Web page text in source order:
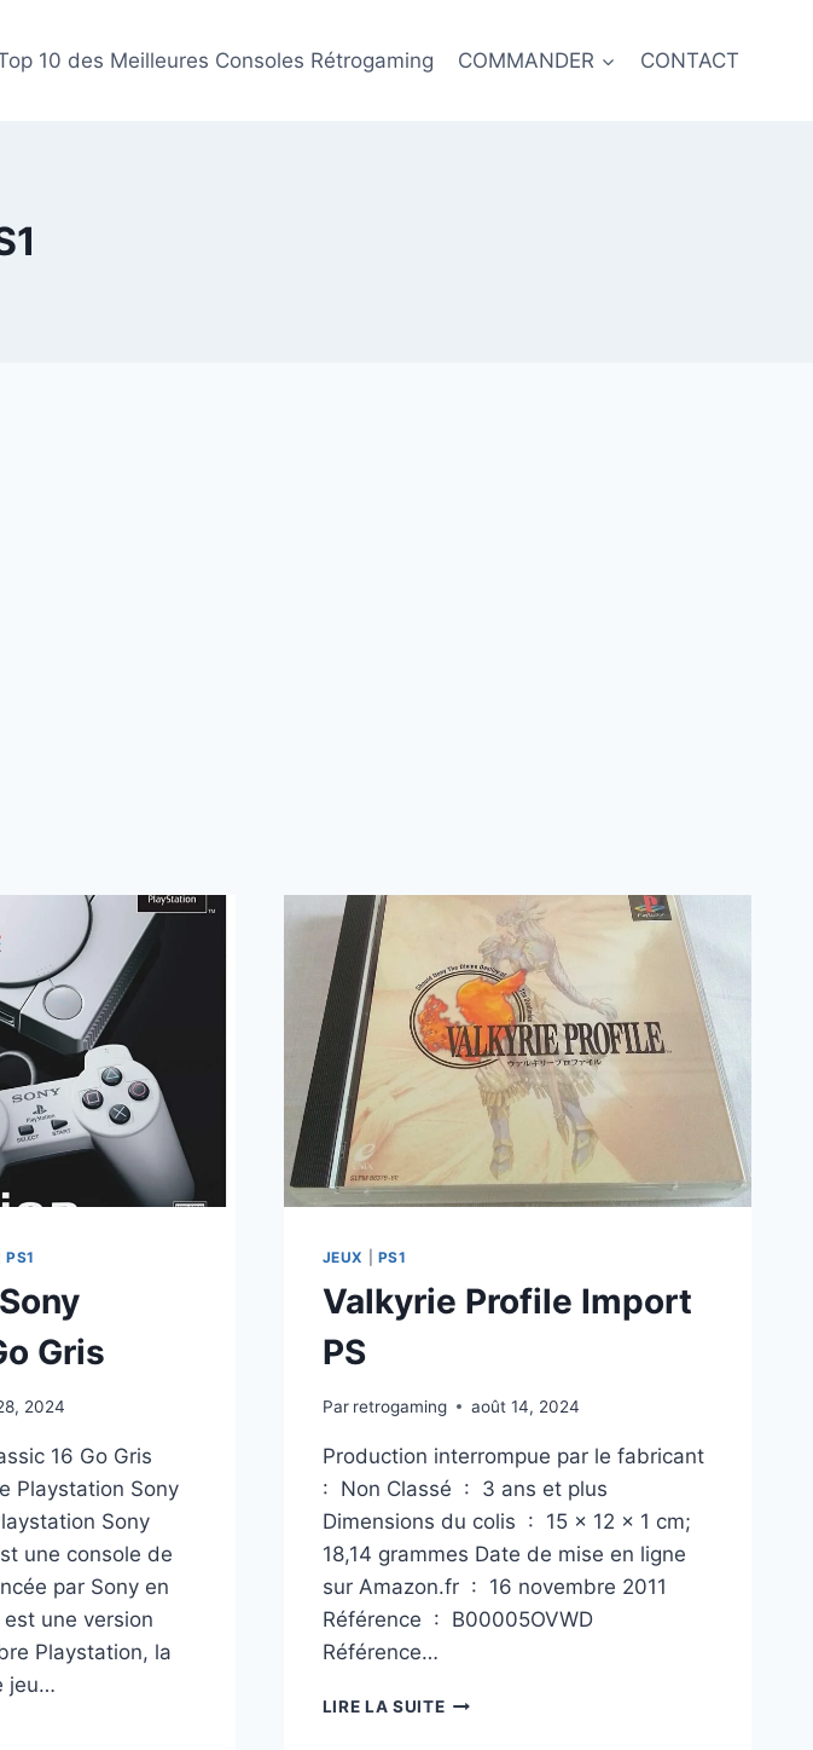
10 des Meilleures Consoles Rétrogaming COMMANDER CONTACT
|PS1
Gris
2024
16 Go Gris
Playstation Sony
Sony
une console de
par Sony en
une version
Playstation, la
jeu…
JEUX PS1
Valkyrie Profile Import
PS
Par retrogaming août 14, 2024
Production interrompue par le fabricant ‏
: ‎ Non Classé ‏ : ‎ 3 ans et plus
Dimensions du colis ‏ : ‎ 15 x 12 x 1 cm;
18,14 grammes Date de mise en ligne
sur Amazon.fr ‏ : ‎ 16 novembre 2011
Référence ‏ : ‎ B00005OVWD
Référence…
LIRE LA SUITEVALKYRIE